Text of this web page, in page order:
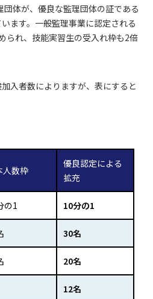
体が、優良な監理団体の証である
ます。一般監理事業に認定される
られ、技能実習生の受入れ枠も2倍
入者数によりますが、表にすると
人数枠
優良認定による
拡充
の1 10分の1
30名
20名
12名